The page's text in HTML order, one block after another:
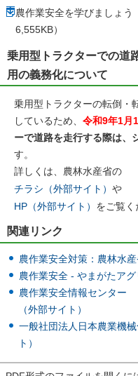
農作業安全を学びましょう
6,555KB）
乗用型トラクターでの道
用の義務化について
乗用型トラクターの転倒・
しているため、 令和9年1月
ーで道路を走行する際は、
す。
詳しくは、農林水産省の
チラシ（外部サイト） や
HP（外部サイト） をご覧く
関連リンク
農作業安全対策：農林水産
農作業安全 - やまがたアグ
農作業安全情報センター
（外部サイト）
一般社団法人日本農業機
ト）